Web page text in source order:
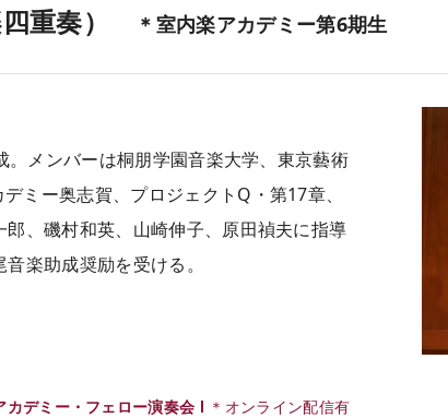
重奏） ＊室内楽アカデミー第6期生
メンバーは桐朋学園音楽大学、東京藝術
ミー奥志賀、プロジェクトQ・第17章、
、磯村和英、山崎伸子、原田禎夫に指導
楽助成奨励を受ける。
カデミー・フェロー演奏会 Ⅰ ＊オンライン配信有